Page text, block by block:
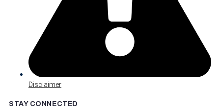
Disclaimer
STAY CONNECTED